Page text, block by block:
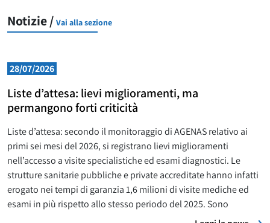
Notizie / Vai alla sezione
28/07/2026
Liste d’attesa: lievi miglioramenti, ma
permangono forti criticità
Liste d’attesa: secondo il monitoraggio di AGENAS relativo ai
primi sei mesi del 2026, si registrano lievi miglioramenti
nell’accesso a visite specialistiche ed esami diagnostici. Le
strutture sanitarie pubbliche e private accreditate hanno infatti
erogato nei tempi di garanzia 1,6 milioni di visite mediche ed
esami in più rispetto allo stesso periodo del 2025. Sono